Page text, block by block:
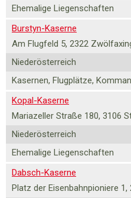
Ehemalige Liegenschaften
Burstyn-Kaserne
Am Flugfeld 5, 2322
Niederösterreich
Kasernen, Flugplätze,
Kopal-Kaserne
Mariazeller Straße 180, 3106
Niederösterreich
Ehemalige Liegenschaften
Dabsch-Kaserne
Platz der Eisenbahnpioniere 1,